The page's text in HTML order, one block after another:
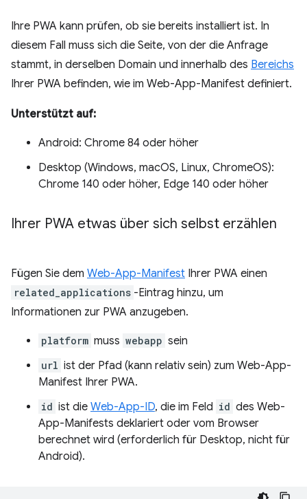
Ihre PWA kann prüfen, ob sie bereits installiert ist. In
diesem Fall muss sich die Seite, von der die Anfrage
stammt, in derselben Domain und innerhalb des Bereichs
Ihrer PWA befinden, wie im Web-App-Manifest definiert.
Unterstützt auf:
Android: Chrome 84 oder höher
Desktop (Windows, macOS, Linux, ChromeOS):
Chrome 140 oder höher, Edge 140 oder höher
Ihrer PWA etwas über sich selbst erzählen
Fügen Sie dem Web-App-Manifest Ihrer PWA einen
related_applications -Eintrag hinzu, um
Informationen zur PWA anzugeben.
platform muss webapp sein
url ist der Pfad (kann relativ sein) zum Web-App-
Manifest Ihrer PWA.
id ist die Web-App-ID, die im Feld id des Web-
App-Manifests deklariert oder vom Browser
berechnet wird (erforderlich für Desktop, nicht für
Android).